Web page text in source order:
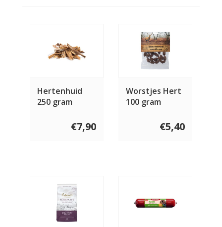
Hertenhuid
250 gram
€7,90
Worstjes Hert
100 gram
€5,40